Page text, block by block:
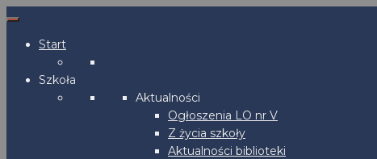
Start
Szkoła
Aktualności
Ogłoszenia LO nr V
Z życia szkoły
Aktualności biblioteki